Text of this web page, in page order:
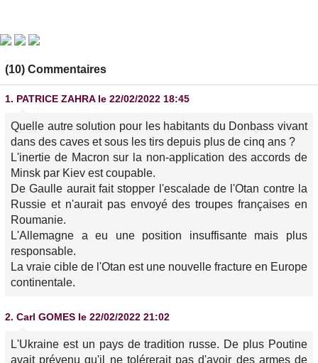
(10) Commentaires
1. PATRICE ZAHRA le 22/02/2022 18:45
Quelle autre solution pour les habitants du Donbass vivant
dans des caves et sous les tirs depuis plus de cinq ans ?
L'inertie de Macron sur la non-application des accords de
Minsk par Kiev est coupable.
De Gaulle aurait fait stopper l'escalade de l'Otan contre la
Russie et n'aurait pas envoyé des troupes françaises en
Roumanie.
L'Allemagne a eu une position insuffisante mais plus
responsable.
La vraie cible de l'Otan est une nouvelle fracture en Europe
continentale.
2. Carl GOMES le 22/02/2022 21:02
L'Ukraine est un pays de tradition russe. De plus Poutine
avait prévenu qu'il ne tolérerait pas d'avoir des armes de